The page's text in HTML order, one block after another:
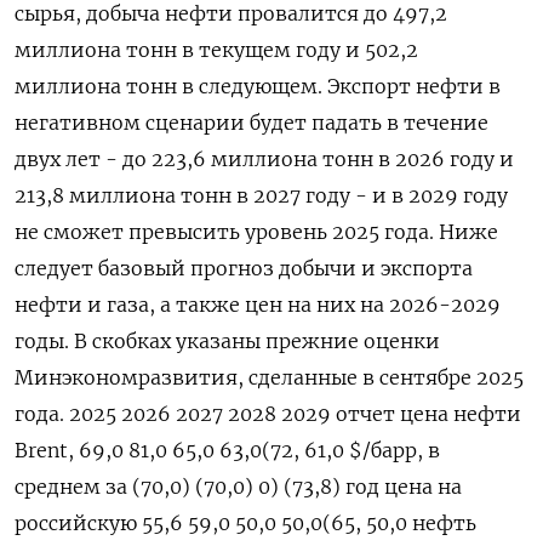
сырья, добыча нефти провалится до 497,2
миллиона тонн в текущем году и 502,2
миллиона тонн в следующем. Экспорт нефти в
негативном сценарии будет падать в течение
двух лет - до 223,6 миллиона тонн в 2026 году и
213,8 миллиона тонн в 2027 году - и в 2029 году
не сможет превысить ​уровень 2025 года. Ниже
следует ⁠базовый прогноз добычи и экспорта
нефти и газа, а также цен на них на 2026-2029
годы. В скобках ‌указаны прежние оценки
Минэкономразвития, сделанные в сентябре 2025
года. 2025 2026 2027 2028 2029 отчет цена нефти
Brent, 69,0 81,0 65,0 63,0(72, 61,0 $/барр, в
среднем ‌за (70,0) (70,0) 0) (73,8) год цена на
российскую 55,6 59,0 50,0 50,0(65, 50,0 нефть